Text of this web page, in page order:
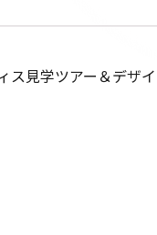
見学ツアー＆デザ